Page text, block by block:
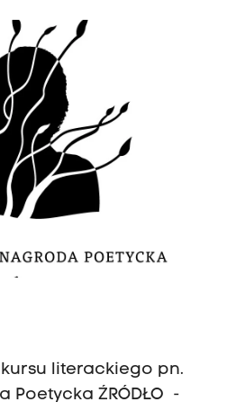
literackiego pn.
Poetycka ŹRÓDŁO -